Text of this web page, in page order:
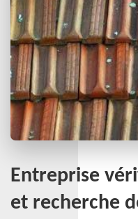
Entreprise
et recherche